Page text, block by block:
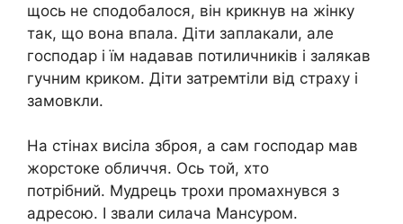
щось не сподобалося, він крикнув на жінку
так, що вона впала. Діти заплакали, але
господар і їм надавав потиличників і залякав
гучним криком. Діти затремтіли від страху і
замовкли.
На стінах висіла зброя, а сам господар мав
жорстоке обличчя. Ось той, хто
потрібний. Мудрець трохи промахнувся з
адресою. І звали силача Мансуром.